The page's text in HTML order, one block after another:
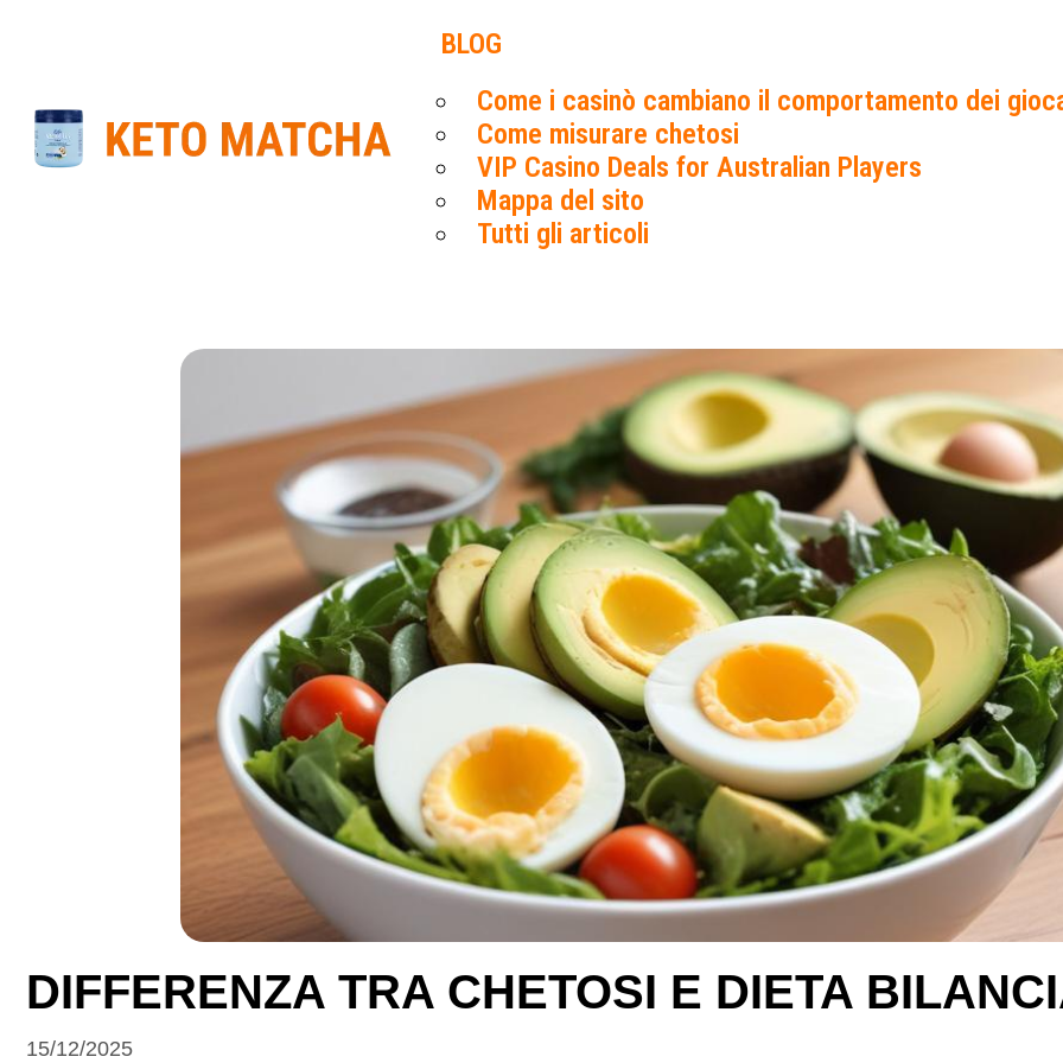
BLOG
Come i casinò cambiano il comportamento dei
Come misurare chetosi
VIP Casino Deals for Australian Players
Mappa del sito
Tutti gli articoli
DIFFERENZA TRA CHETOSI E DIETA
15/12/2025